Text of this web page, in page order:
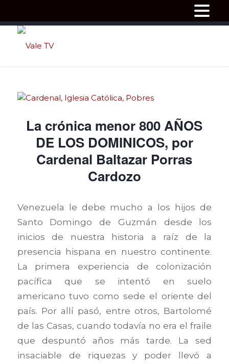
La crónica menor 800 AÑOS
DE LOS DOMINICOS, por
Cardenal Baltazar Porras
Cardozo
Venezuela le debe mucho a los hijos de
Santo Domingo de Guzmán desde los
inicios de nuestra historia a raíz de la
presencia hispana en nuestro continente.
La primera experiencia de colonización
pacífica que se intentó en suelo
americano tuvo como sede el oriente del
país. Por allí pasó, entre otros, Bartolomé
de las Casas, cuando todavía no era el fraile
que despuntó años más tarde. La sed
insaciable de riquezas y poder llevó a